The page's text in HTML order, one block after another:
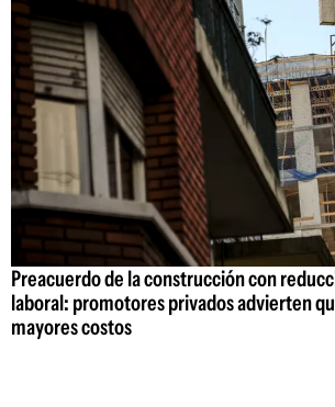
Preacuerdo de la construcción con
laboral: promotores privados advierten
mayores costos